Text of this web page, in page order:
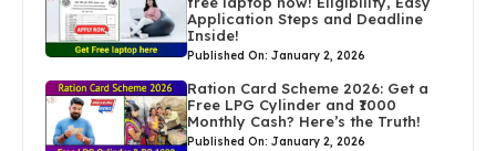
Application Steps and Deadline
Inside!
Published On: January 2, 2026
Ration Card Scheme 2026: Get a
Free LPG Cylinder and ₹1000
Monthly Cash? Here’s the Truth!
Published On: January 2, 2026